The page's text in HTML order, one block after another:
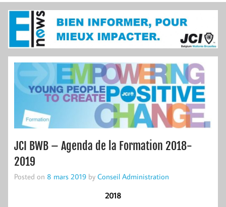
JCI BWB – Agenda de la Formation 2018-
2019
Posted on 8 mars 2019 by Conseil Administration
2018